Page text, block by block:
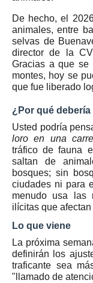
De hecho, el
animales, entre
selvas de
director de la
Gracias a que se
montes, hoy se
que fue liberado
¿Por qué
Usted podría
loro en una
tráfico de fauna
saltan de
bosques; sin
ciudades ni para
menudo usa las
ilícitas que
Lo que viene
La próxima
definirán los
traficante sea
"llamado de